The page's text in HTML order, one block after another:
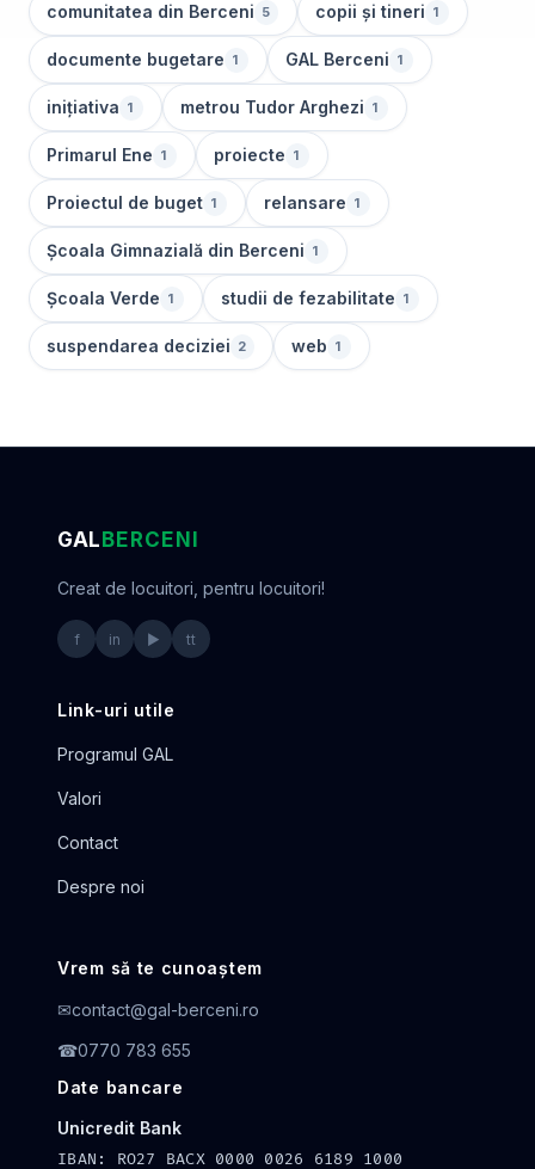
comunitatea din Berceni 5 copii și tineri 1
documente bugetare 1 GAL Berceni 1
inițiativa 1 metrou Tudor Arghezi 1
Primarul Ene 1 proiecte 1
Proiectul de buget 1 relansare 1
Școala Gimnazială din Berceni 1
Școala Verde 1 studii de fezabilitate 1
suspendarea deciziei 2 web 1
GAL BERCENI
Creat de locuitori, pentru locuitori!
f in ▶ tt
Link-uri utile
Programul GAL
Valori
Contact
Despre noi
Vrem să te cunoaștem
✉contact@gal-berceni.ro
☎0770 783 655
Date bancare
Unicredit Bank
IBAN: RO27 BACX 0000 0026 6189 1000